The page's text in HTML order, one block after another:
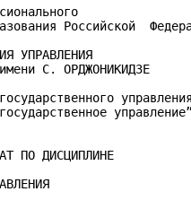
Российской
УПРАВЛЕНИЯ
С. ОРДЖОНИКИДЗЕ
ПО ДИСЦИПЛИНЕ